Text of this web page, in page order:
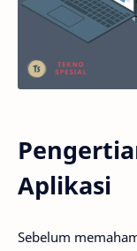
Aplikasi
Sebelum